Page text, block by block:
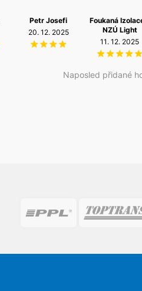
Naposled přidané
Petr Josefi
20. 12. 2025
Foukaná
NZÚ Light
11. 12. 2025